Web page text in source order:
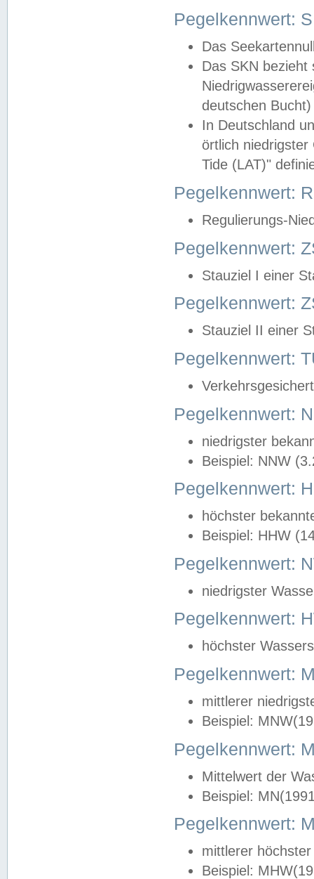
Pegelkennwert:
Das
Das SKN
deutschen
In Deutschland
örtlich
Tide (LAT)"
Pegelkennwert:
Regulierungs-
Pegelkennwert:
Stauziel I einer
Pegelkennwert:
Stauziel II einer
Pegelkennwert:
Pegelkennwert:
niedrigster
Beispiel: NNW
Pegelkennwert:
höchster
Beispiel: HHW
Pegelkennwert:
niedrigster
Pegelkennwert:
höchster
Pegelkennwert:
mittlerer
Beispiel:
Pegelkennwert:
Mittelwert der
Beispiel:
Pegelkennwert:
mittlerer
Beispiel: